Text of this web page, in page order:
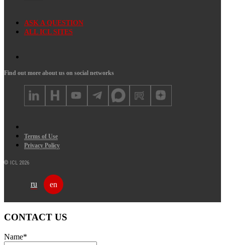
ASK A QUESTION
ALL ICL SITES
Find out more about us on social networks
Terms of Use
Privacy Policy
© ICL 2026
ru en
CONTACT US
Name*